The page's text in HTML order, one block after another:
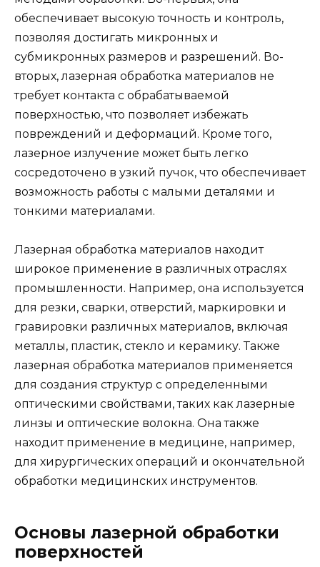
обеспечивает высокую точность и контроль,
позволяя достигать микронных и
субмикронных размеров и разрешений. Во-
вторых, лазерная обработка материалов не
требует контакта с обрабатываемой
поверхностью, что позволяет избежать
повреждений и деформаций. Кроме того,
лазерное излучение может быть легко
сосредоточено в узкий пучок, что обеспечивает
возможность работы с малыми деталями и
тонкими материалами.
Лазерная обработка материалов находит
широкое применение в различных отраслях
промышленности. Например, она используется
для резки, сварки, отверстий, маркировки и
гравировки различных материалов, включая
металлы, пластик, стекло и керамику. Также
лазерная обработка материалов применяется
для создания структур с определенными
оптическими свойствами, таких как лазерные
линзы и оптические волокна. Она также
находит применение в медицине, например,
для хирургических операций и окончательной
обработки медицинских инструментов.
Основы лазерной обработки
поверхностей